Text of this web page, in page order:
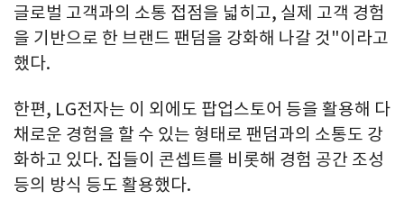
글로벌 고객과의 소통 접점을 넓히고, 실제 고객 경험
을 기반으로 한 브랜드 팬덤을 강화해 나갈 것"이라고
했다.
한편, LG전자는 이 외에도 팝업스토어 등을 활용해 다
채로운 경험을 할 수 있는 형태로 팬덤과의 소통도 강
화하고 있다. 집들이 콘셉트를 비롯해 경험 공간 조성
등의 방식 등도 활용했다.